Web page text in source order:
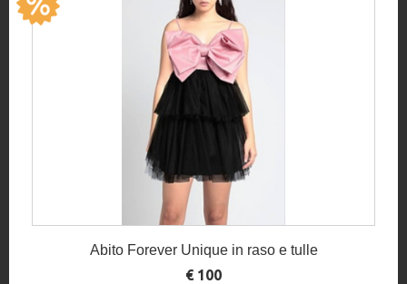
Abito Forever Unique in raso e tulle
€ 100